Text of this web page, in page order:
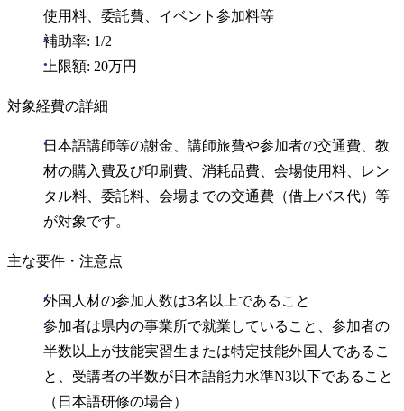
使用料、委託費、イベント参加料等
補助率: 1/2
上限額: 20万円
対象経費の詳細
日本語講師等の謝金、講師旅費や参加者の交通費、教
材の購入費及び印刷費、消耗品費、会場使用料、レン
タル料、委託料、会場までの交通費（借上バス代）等
が対象です。
主な要件・注意点
外国人材の参加人数は3名以上であること
参加者は県内の事業所で就業していること、参加者の
半数以上が技能実習生または特定技能外国人であるこ
と、受講者の半数が日本語能力水準N3以下であること
（日本語研修の場合）